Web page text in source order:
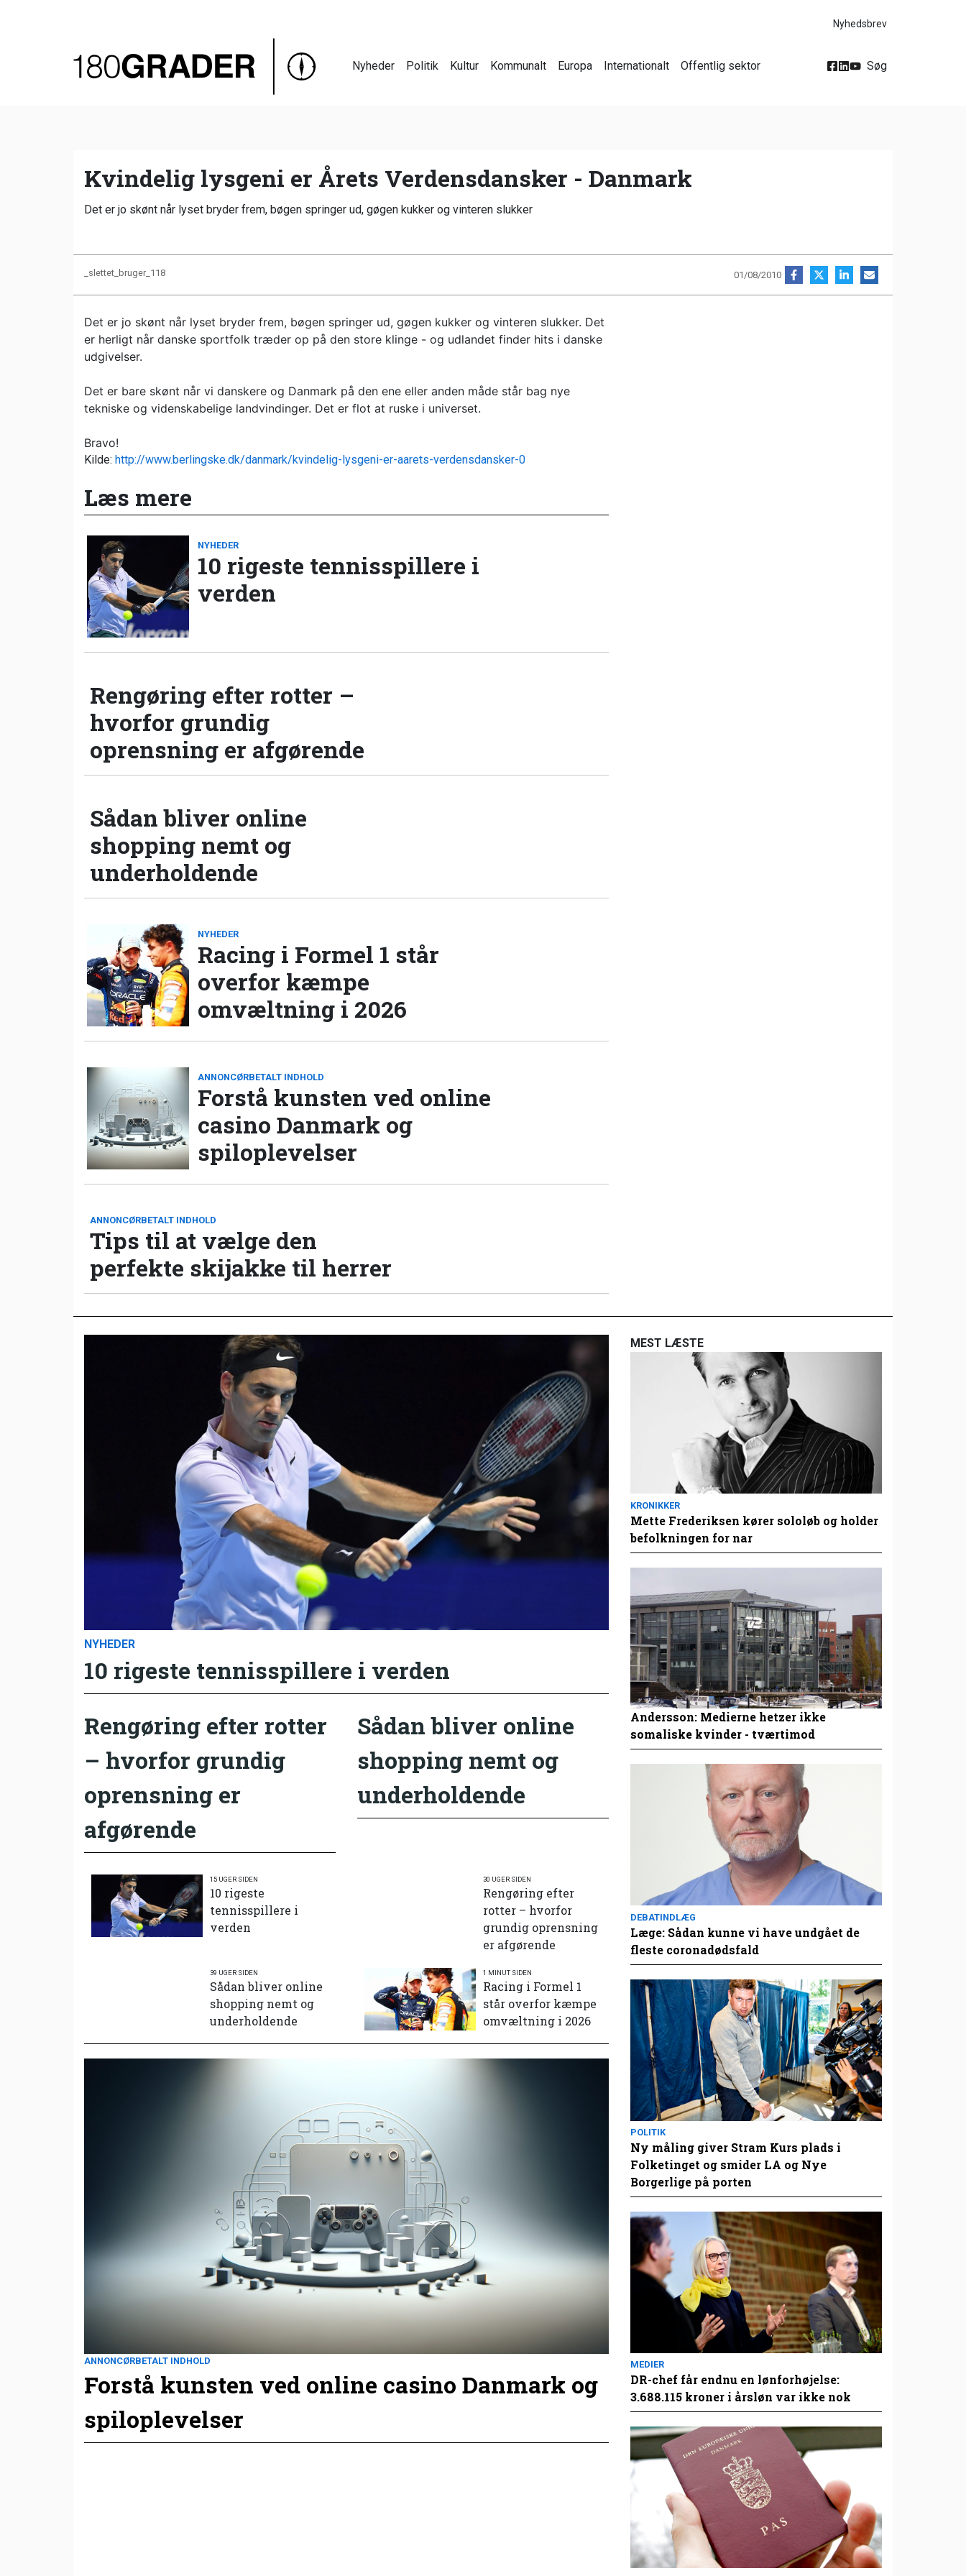
Nyhedsbrev
Nyheder Politik Kultur Kommunalt Europa Internationalt Offentlig sektor Søg
Kvindelig lysgeni er Årets Verdensdansker - Danmark
Det er jo skønt når lyset bryder frem, bøgen springer ud, gøgen kukker og vinteren slukker
_slettet_bruger_118 01/08/2010
Det er jo skønt når lyset bryder frem, bøgen springer ud, gøgen kukker og vinteren slukker. Det
er herligt når danske sportfolk træder op på den store klinge - og udlandet finder hits i danske
udgivelser.
Det er bare skønt når vi danskere og Danmark på den ene eller anden måde står bag nye
tekniske og videnskabelige landvindinger. Det er flot at ruske i universet.
Bravo!
Kilde: http://www.berlingske.dk/danmark/kvindelig-lysgeni-er-aarets-verdensdansker-0
Læs mere
NYHEDER
10 rigeste tennisspillere i
verden
Rengøring efter rotter –
hvorfor grundig
oprensning er afgørende
Sådan bliver online
shopping nemt og
underholdende
NYHEDER
Racing i Formel 1 står
overfor kæmpe
omvæltning i 2026
ANNONCØRBETALT INDHOLD
Forstå kunsten ved online
casino Danmark og
spiloplevelser
ANNONCØRBETALT INDHOLD
Tips til at vælge den
perfekte skijakke til herrer
NYHEDER
10 rigeste tennisspillere i verden
Rengøring efter rotter
– hvorfor grundig
oprensning er
afgørende
Sådan bliver online
shopping nemt og
underholdende
15 UGER SIDEN
10 rigeste
tennisspillere i
verden
30 UGER SIDEN
Rengøring efter
rotter – hvorfor
grundig oprensning
er afgørende
39 UGER SIDEN
Sådan bliver online
shopping nemt og
underholdende
1 MINUT SIDEN
Racing i Formel 1
står overfor kæmpe
omvæltning i 2026
ANNONCØRBETALT INDHOLD
Forstå kunsten ved online casino Danmark og
spiloplevelser
MEST LÆSTE
KRONIKKER
Mette Frederiksen kører sololøb og holder
befolkningen for nar
Andersson: Medierne hetzer ikke
somaliske kvinder - tværtimod
DEBATINDLÆG
Læge: Sådan kunne vi have undgået de
fleste coronadødsfald
POLITIK
Ny måling giver Stram Kurs plads i
Folketinget og smider LA og Nye
Borgerlige på porten
MEDIER
DR-chef får endnu en lønforhøjelse:
3.688.115 kroner i årsløn var ikke nok